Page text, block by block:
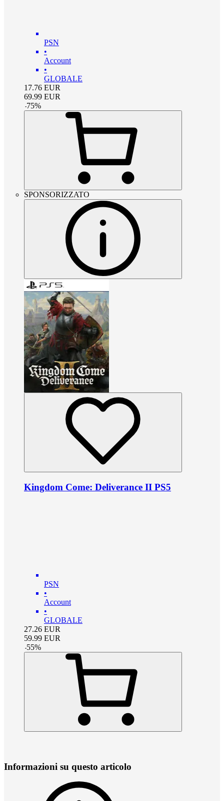
PSN
•
Account
•
GLOBALE
17.76 EUR
69.99 EUR
-75%
SPONSORIZZATO
Kingdom Come: Deliverance II PS5
PSN
•
Account
•
GLOBALE
27.26 EUR
59.99 EUR
-55%
Informazioni su questo articolo